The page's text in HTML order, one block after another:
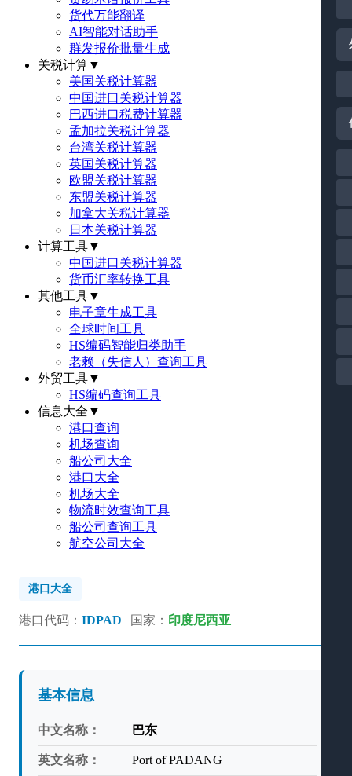
货代万能翻译
AI智能对话助手
群发报价批量生成
关税计算▼
美国关税计算器
中国进口关税计算器
巴西进口税费计算器
孟加拉关税计算器
台湾关税计算器
英国关税计算器
欧盟关税计算器
东盟关税计算器
加拿大关税计算器
日本关税计算器
计算工具▼
中国进口关税计算器
货币汇率转换工具
其他工具▼
电子章生成工具
全球时间工具
HS编码智能归类助手
老赖（失信人）查询工具
外贸工具▼
HS编码查询工具
信息大全 ▼
港口查询
机场查询
船公司大全
港口大全
机场大全
物流时效查询工具
船公司查询工具
航空公司大全
港口大全
港口代码： IDPAD | 国家： 印度尼西亚
基本信息
中文名称： 巴东
英文名称： Port of PADANG